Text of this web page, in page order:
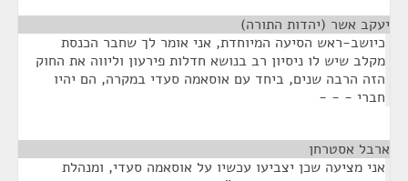
יעקב אשר (יהדות התורה)
כיושב-ראש הסיעה המיוחדת, אני אומר לך שחבר הכנסת
מקלב שיש לו ניסיון רב בנושא חדלות פירעון וליווה את החוק
הזה הרבה שנים, ביחד עם אוסאמה סעדי במקרה, הם יהיו
חברי - - -
ארבל אסטרחן
אני מציעה שכן יצביעו עכשיו על אוסאמה סעדי, ומנהלת